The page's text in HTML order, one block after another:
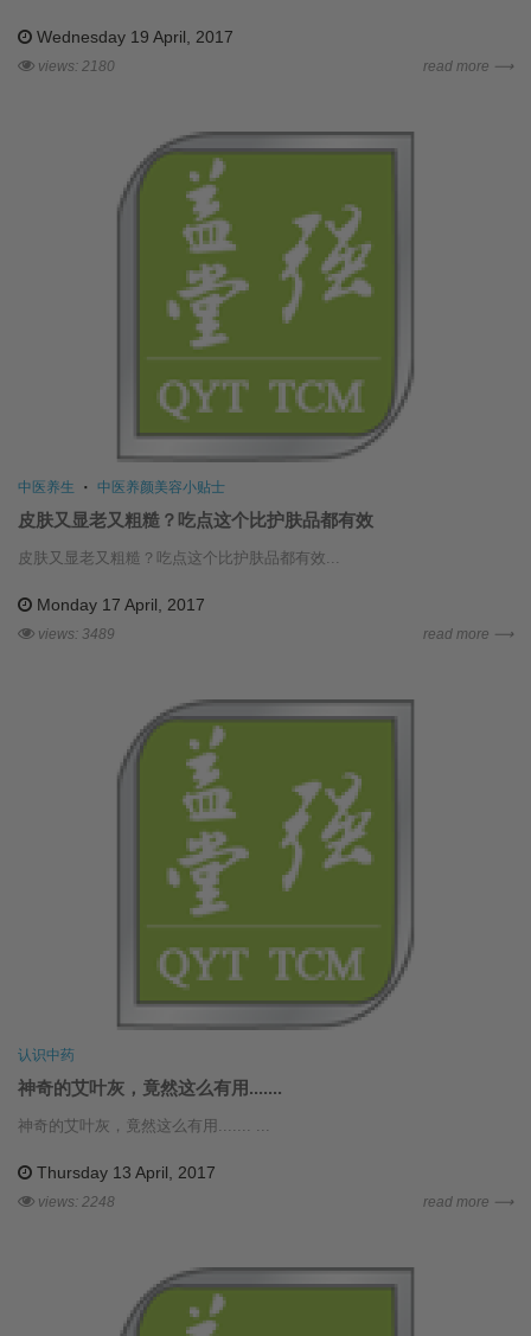
Wednesday 19 April, 2017
views: 2180 read more ⟶
中医养生 中医养颜美容小贴士
皮肤又显老又粗糙？吃点这个比护肤品都有效
皮肤又显老又粗糙？吃点这个比护肤品都有效...
Monday 17 April, 2017
views: 3489 read more ⟶
认识中药
神奇的艾叶灰，竟然这么有用.......
神奇的艾叶灰，竟然这么有用....... ...
Thursday 13 April, 2017
views: 2248 read more ⟶